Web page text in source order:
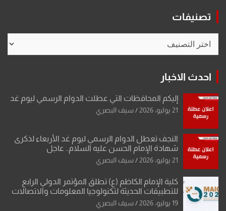
تصنيفات
احدث الاخبار
إليكم المحافظات التي عطلت الدوام الرسمي ليوم غد
21 يوليو، 2026 سيف البصري
النجف تعطل الدوام الرسمي ليوم غد الأربعاء لذكرى
شهادة الإمام الحسن عليه السلام.. عاجل
21 يوليو، 2026 سيف البصري
كلية الإمام الكاظم (ع) تطلق المؤتمر الدولي الرابع
للتطبيقات الحديثة لتكنولوجيا المعلومات والاتصالات
19 يوليو، 2026 سيف البصري